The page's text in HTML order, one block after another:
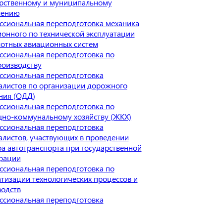
и муниципальному
переподготовка механика
по технической эксплуатации
авиационных систем
переподготовка по
переподготовка
по организации дорожного
(ОДД)
переподготовка по
коммунальному хозяйству (ЖКХ)
переподготовка
участвующих в проведении
автотранспорта при государственной
переподготовка по
технологических процессов и
переподготовка